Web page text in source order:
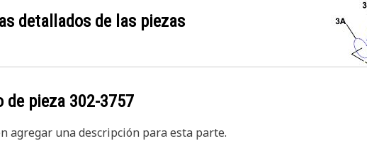
detallados de las piezas
de pieza 302-3757
agregar una descripción para esta parte.